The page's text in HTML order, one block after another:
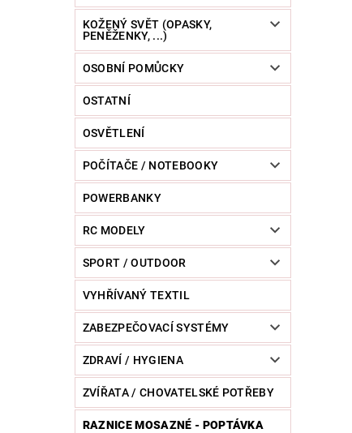
KOŽENÝ SVĚT (OPASKY,
PENĚŽENKY, ...)
OSOBNÍ POMŮCKY
OSTATNÍ
OSVĚTLENÍ
POČÍTAČE / NOTEBOOKY
POWERBANKY
RC MODELY
SPORT / OUTDOOR
VYHŘÍVANÝ TEXTIL
ZABEZPEČOVACÍ SYSTÉMY
ZDRAVÍ / HYGIENA
ZVÍŘATA / CHOVATELSKÉ POTŘEBY
RAZNICE MOSAZNÉ - POPTÁVKA